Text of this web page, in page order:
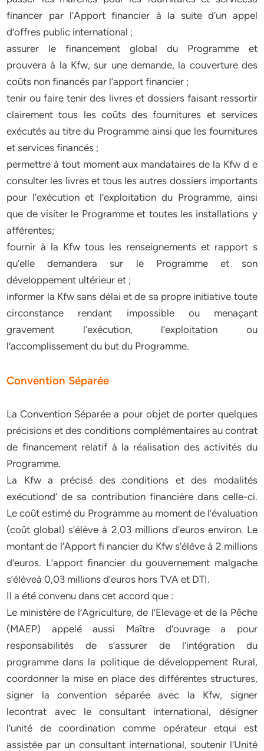
financer par l’Apport financier à la suite d’un appel
d’offres public international ;
assurer le financement global du Programme et
prouvera à la Kfw, sur une demande, la couverture des
coûts non financés par l’apport financier ;
tenir ou faire tenir des livres et dossiers faisant ressortir
clairement tous les coûts des fournitures et services
exécutés au titre du Programme ainsi que les fournitures
et services financés ;
permettre à tout moment aux mandataires de la Kfw d e
consulter les livres et tous les autres dossiers importants
pour l’exécution et l’exploitation du Programme, ainsi
que de visiter le Programme et toutes les installations y
afférentes;
fournir à la Kfw tous les renseignements et rapport s
qu’elle demandera sur le Programme et son
développement ultérieur et ;
informer la Kfw sans délai et de sa propre initiative toute
circonstance rendant impossible ou menaçant
gravement l’exécution, l’exploitation ou
l’accomplissement du but du Programme.
Convention Séparée
La Convention Séparée a pour objet de porter quelques
précisions et des conditions complémentaires au contrat
de financement relatif à la réalisation des activités du
Programme.
La Kfw a précisé des conditions et des modalités
exécutiond’ de sa contribution financière dans celle-ci.
Le coût estimé du Programme au moment de l’évaluation
(coût global) s’élève à 2,03 millions d’euros environ. Le
montant de l’Apport fi nancier du Kfw s’élève à 2 millions
d’euros. L’apport financier du gouvernement malgache
s’élèveà 0,03 millions d’euros hors TVA et DTI.
Il a été convenu dans cet accord que :
Le ministère de l’Agriculture, de l’Elevage et de la Pêche
(MAEP) appelé aussi Maître d’ouvrage a pour
responsabilités de s’assurer de l’intégration du
programme dans la politique de développement Rural,
coordonner la mise en place des différentes structures,
signer la convention séparée avec la Kfw, signer
lecontrat avec le consultant international, désigner
l’unité de coordination comme opérateur etqui est
assistée par un consultant international, soutenir l’Unité